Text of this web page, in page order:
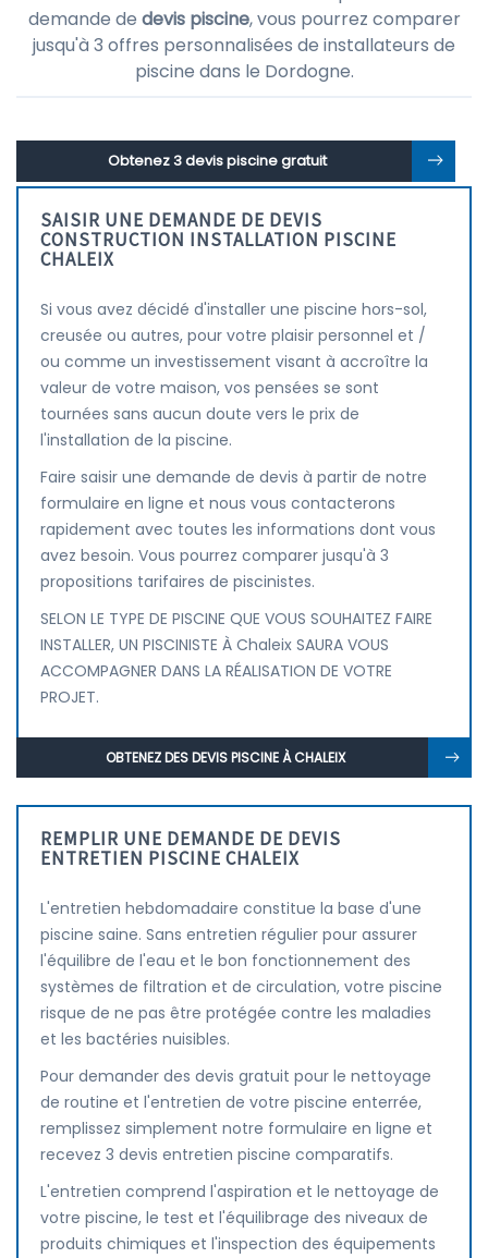
demande de devis piscine, vous pourrez comparer
jusqu'à 3 offres personnalisées de installateurs de
piscine dans le Dordogne.
Obtenez 3 devis piscine gratuit
SAISIR UNE DEMANDE DE DEVIS
CONSTRUCTION INSTALLATION PISCINE
CHALEIX
Si vous avez décidé d'installer une piscine hors-sol,
creusée ou autres, pour votre plaisir personnel et /
ou comme un investissement visant à accroître la
valeur de votre maison, vos pensées se sont
tournées sans aucun doute vers le prix de
l'installation de la piscine.
Faire saisir une demande de devis à partir de notre
formulaire en ligne et nous vous contacterons
rapidement avec toutes les informations dont vous
avez besoin. Vous pourrez comparer jusqu'à 3
propositions tarifaires de piscinistes.
SELON LE TYPE DE PISCINE QUE VOUS SOUHAITEZ FAIRE
INSTALLER, UN PISCINISTE À Chaleix SAURA VOUS
ACCOMPAGNER DANS LA RÉALISATION DE VOTRE
PROJET.
OBTENEZ DES DEVIS PISCINE À CHALEIX
REMPLIR UNE DEMANDE DE DEVIS
ENTRETIEN PISCINE CHALEIX
L'entretien hebdomadaire constitue la base d'une
piscine saine. Sans entretien régulier pour assurer
l'équilibre de l'eau et le bon fonctionnement des
systèmes de filtration et de circulation, votre piscine
risque de ne pas être protégée contre les maladies
et les bactéries nuisibles.
Pour demander des devis gratuit pour le nettoyage
de routine et l'entretien de votre piscine enterrée,
remplissez simplement notre formulaire en ligne et
recevez 3 devis entretien piscine comparatifs.
L'entretien comprend l'aspiration et le nettoyage de
votre piscine, le test et l'équilibrage des niveaux de
produits chimiques et l'inspection des équipements